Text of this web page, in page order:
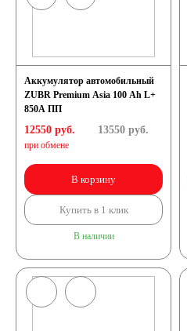
Аккумулятор автомобильный
ZUBR Premium Asia 100 Ah L+
850A ПП
12550 руб.
при обмене
13550руб.
В корзину
Купить в 1 клик
В наличии